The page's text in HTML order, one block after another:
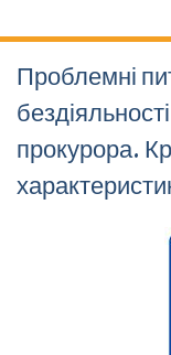
Проблемні
прокурора.